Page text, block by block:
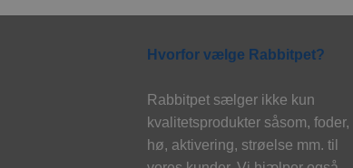
Hvorfor vælge Rabbitpet?
Rabbitpet sælger ikke kun
kvalitetsprodukter såsom, foder,
hø, aktivering, strøelse mm. til